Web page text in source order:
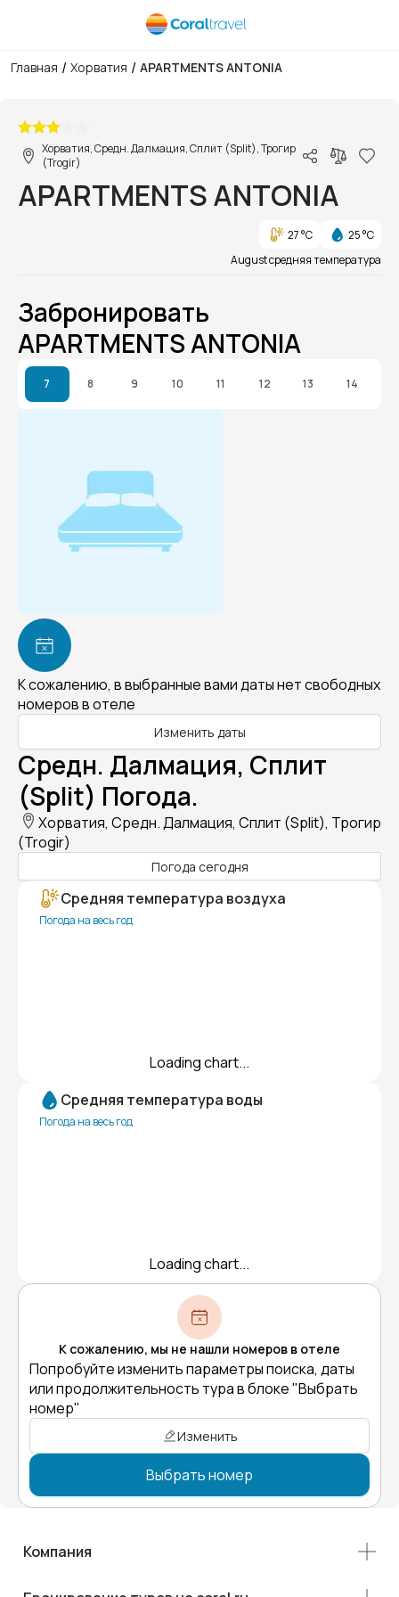
Главная / Хорватия / APARTMENTS ANTONIA
Хорватия, Средн. Далмация, Сплит (Split), Трогир
(Trogir)
APARTMENTS ANTONIA
27 °C
25 °C
August средняя температура
Забронировать
APARTMENTS ANTONIA
7 8 9 10 11 12 13 14
К сожалению, в выбранные вами даты нет свободных
номеров в отеле
Изменить даты
Средн. Далмация, Сплит
(Split) Погода.
Хорватия, Средн. Далмация, Сплит (Split), Трогир
(Trogir)
Погода сегодня
Средняя температура воздуха
Погода на весь год
Loading chart...
Средняя температура воды
Погода на весь год
Loading chart...
К сожалению, мы не нашли номеров в отеле
Попробуйте изменить параметры поиска, даты
или продолжительность тура в блоке "Выбрать
номер"
Изменить
Выбрать номер
Компания